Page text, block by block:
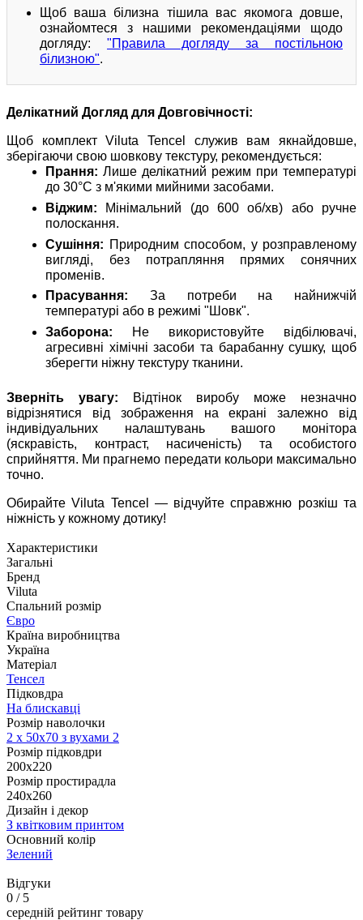
Щоб ваша білизна тішила вас якомога довше,
ознайомтеся з нашими рекомендаціями щодо
догляду: "Правила догляду за постільною
білизною".
Делікатний Догляд для Довговічності:
Щоб комплект Viluta Tencel служив вам якнайдовше,
зберігаючи свою шовкову текстуру, рекомендується:
Прання: Лише делікатний режим при температурі
до 30°C з м'якими мийними засобами.
Віджим: Мінімальний (до 600 об/хв) або ручне
полоскання.
Сушіння: Природним способом, у розправленому
вигляді, без потрапляння прямих сонячних
променів.
Прасування: За потреби на найнижчій
температурі або в режимі "Шовк".
Заборона: Не використовуйте відбілювачі,
агресивні хімічні засоби та барабанну сушку, щоб
зберегти ніжну текстуру тканини.
Зверніть увагу: Відтінок виробу може незначно
відрізнятися від зображення на екрані залежно від
індивідуальних налаштувань вашого монітора
(яскравість, контраст, насиченість) та особистого
сприйняття. Ми прагнемо передати кольори максимально
точно.
Обирайте Viluta Tencel — відчуйте справжню розкіш та
ніжність у кожному дотику!
Характеристики
Загальні
Бренд
Viluta
Спальний розмір
Євро
Країна виробництва
Україна
Матеріал
Тенсел
Підковдра
На блискавці
Розмір наволочки
2 х 50х70 з вухами 2
Розмір підковдри
200х220
Розмір простирадла
240х260
Дизайн і декор
З квітковим принтом
Основний колір
Зелений
Відгуки
0 / 5
середній рейтинг товару